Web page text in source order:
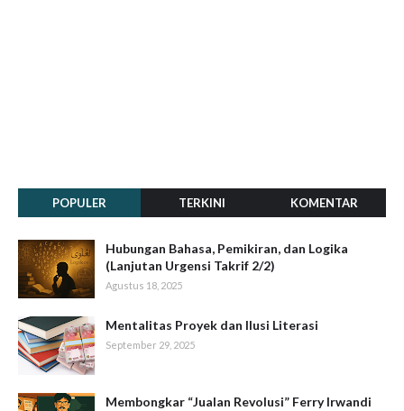
POPULER TERKINI KOMENTAR
Hubungan Bahasa, Pemikiran, dan Logika
(Lanjutan Urgensi Takrif 2/2)
Agustus 18, 2025
Mentalitas Proyek dan Ilusi Literasi
September 29, 2025
Membongkar “Jualan Revolusi” Ferry Irwandi